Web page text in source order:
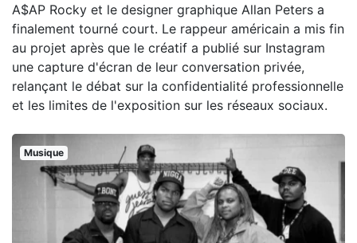
A$AP Rocky et le designer graphique Allan Peters a
finalement tourné court. Le rappeur américain a mis fin
au projet après que le créatif a publié sur Instagram
une capture d'écran de leur conversation privée,
relançant le débat sur la confidentialité professionnelle
et les limites de l'exposition sur les réseaux sociaux.
Musique